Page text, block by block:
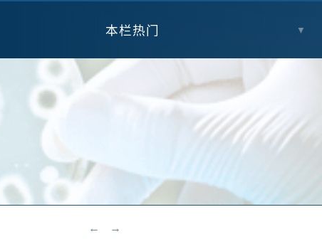
本栏热门 ▼
← →